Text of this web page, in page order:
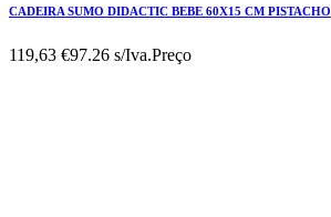
CADEIRA SUMO DIDACTIC BEBE 60X15 CM PISTACHO
119,63 €97.26 s/Iva.Preço